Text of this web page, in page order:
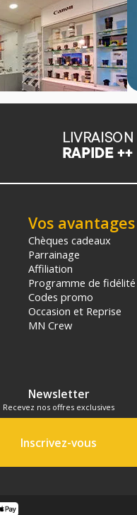
Vos avantages
Chèques cadeaux
Parrainage
Affiliation
Programme de fidélité
Codes promo
Occasion et Reprise
MN Crew
Newsletter
Recevez nos offres exclusives
Inscrivez-vous